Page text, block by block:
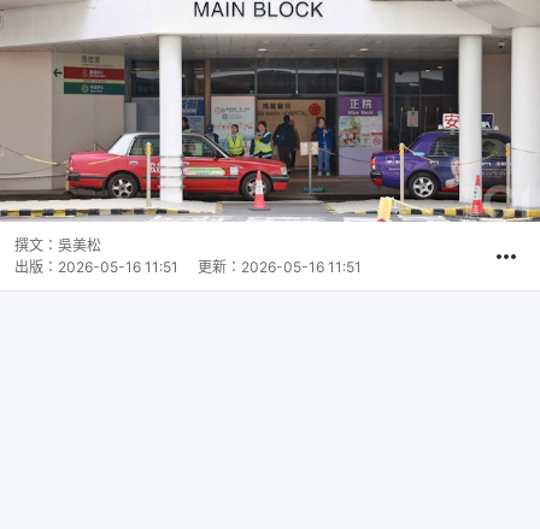
撰文： 吳美松
出版： 2026-05-16 11:51 更新： 2026-05-16 11:51